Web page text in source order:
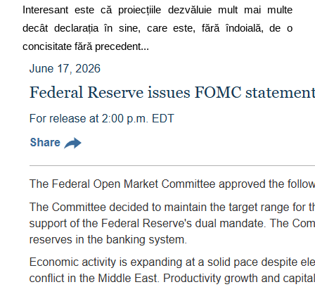
Interesant este că proiecțiile dezvăluie mult mai multe
decât declarația în sine, care este, fără îndoială, de o
concisitate fără precedent...